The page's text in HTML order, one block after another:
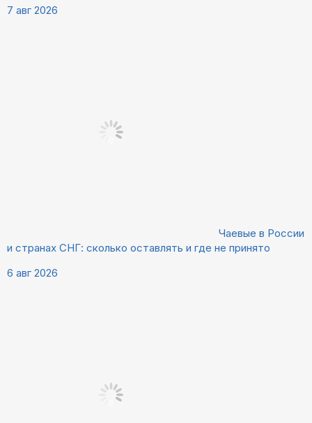
7 авг 2026
Чаевые в России
и странах СНГ: сколько оставлять и где не принято
6 авг 2026